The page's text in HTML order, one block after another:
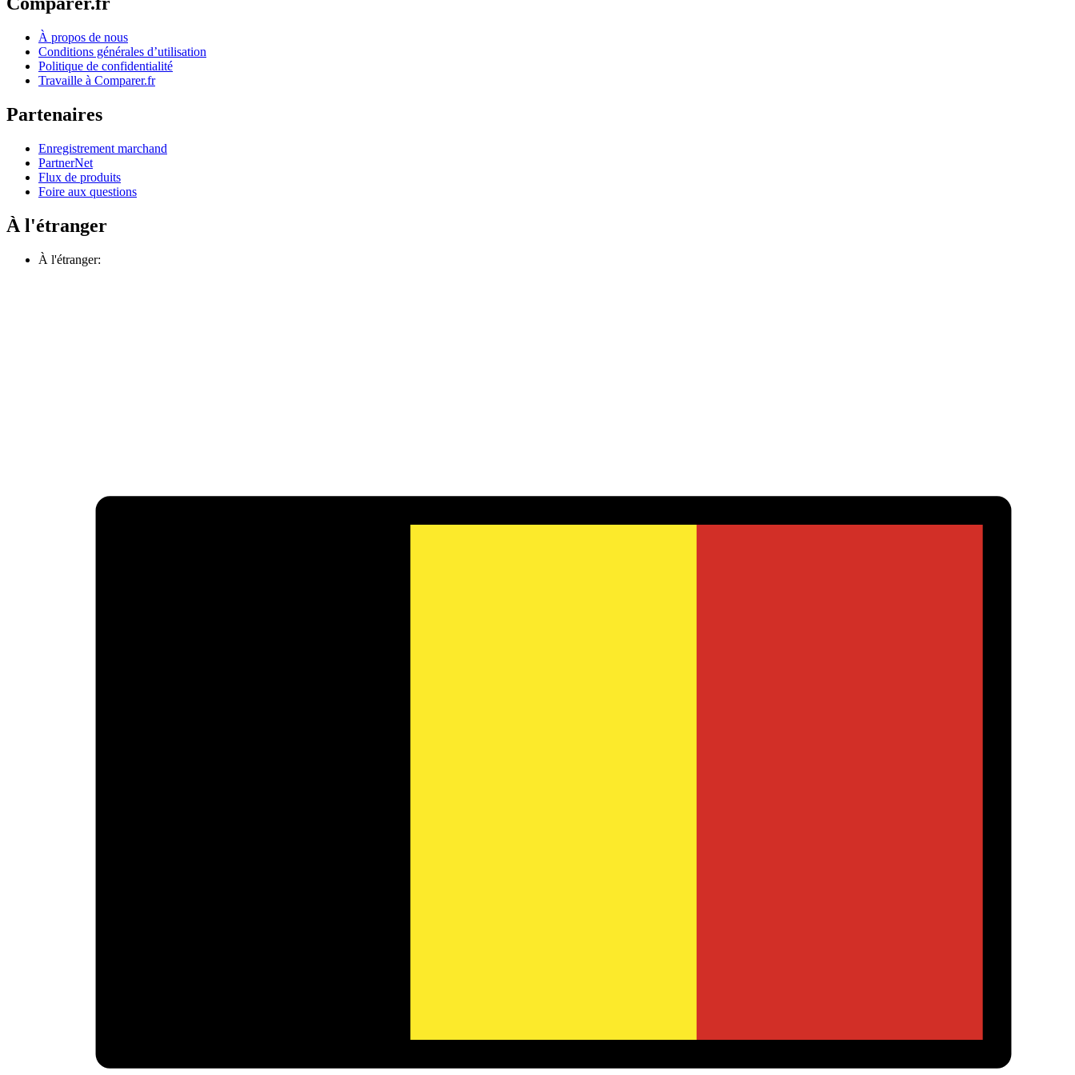
À propos de nous
Conditions générales d’utilisation
Politique de confidentialité
Travaille à Comparer.fr
Partenaires
Enregistrement marchand
PartnerNet
Flux de produits
Foire aux questions
À l'étranger
À l'étranger: